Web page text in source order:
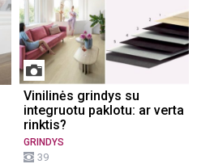
Vinilinės grindys su
integruotu paklotu: ar verta
rinktis?
GRINDYS
39